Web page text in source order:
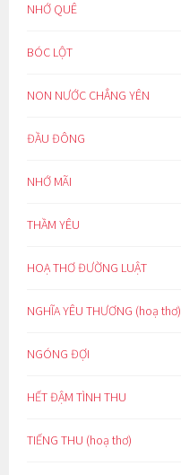
NHỚ QUÊ
BÓC LỘT
NON NƯỚC CHẲNG YÊN
ĐẦU ĐÔNG
NHỚ MÃI
THẦM YÊU
HOẠ THƠ ĐƯỜNG LUẬT
NGHĨA YÊU THƯƠNG (hoạ thơ)
NGÓNG ĐỢI
HẾT ĐẬM TÌNH THU
TIẾNG THU (hoạ thơ)